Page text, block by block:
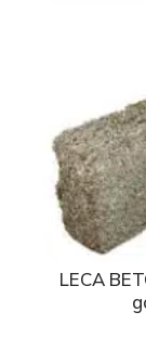
LECA